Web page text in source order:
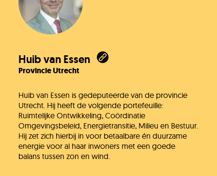
Huib van Essen
Provincie Utrecht
Huib van Essen is gedeputeerde van de provincie
Utrecht. Hij heeft de volgende portefeuille:
Ruimtelijke Ontwikkeling, Coördinatie
Omgevingsbeleid, Energietransitie, Milieu en Bestuur.
Hij zet zich hierbij in voor betaalbare én duurzame
energie voor al haar inwoners met een goede
balans tussen zon en wind.